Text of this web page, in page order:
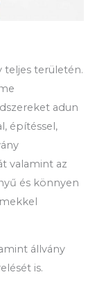
teljes területén.
adun
építéssel,
valamint az
és könnyen
állvány
is.